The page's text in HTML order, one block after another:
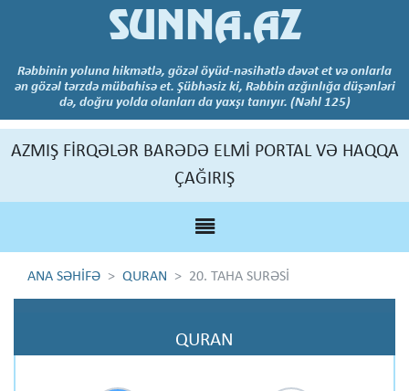
SUNNA.AZ
Rəbbinin yoluna hikmətlə, gözəl öyüd-nəsihətlə dəvət et və onlarla
ən gözəl tərzdə mübahisə et. Şübhəsiz ki, Rəbbin azğınlığa düşənləri
də, doğru yolda olanları da yaxşı tanıyır. (Nəhl 125)
AZMIŞ FİRQƏLƏR BARƏDƏ ELMİ PORTAL VƏ HAQQA
ÇAĞIRIŞ
ANA SƏHİFƏ QURAN 20. TAHA SURƏSİ
QURAN